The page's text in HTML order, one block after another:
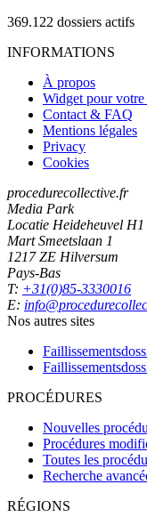
369.122 dossiers actifs
INFORMATIONS
À propos
Widget pour votre
Contact & FAQ
Mentions légales
Privacy
Cookies
procedurecollective.fr
Media Park
Locatie Heideheuvel H1
Mart Smeetslaan 1
1217 ZE Hilversum
Pays-Bas
T: +31(0)85-3330016
E:
Nos autres sites
PROCÉDURES
Nouvelles
Procédures
Toutes les
Recherche
RÉGIONS